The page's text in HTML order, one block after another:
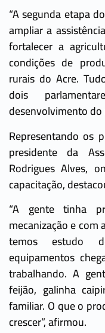
“A segunda etapa
ampliar a
fortalecer a
condições de
rurais do Acre.
dois
desenvolvimento do
Representando os
presidente da
Rodrigues Alves,
capacitação,
“A gente tinha
mecanização e com
temos estudo
equipamentos
trabalhando. A
feijão, galinha
familiar. O que o
crescer”, afirmou.